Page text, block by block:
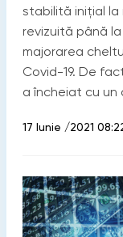
stabilită inițial la
revizuită până la
majorarea
Covid-19. De
a încheiat cu un
17 Iunie /2021